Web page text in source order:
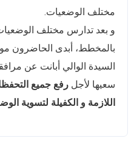
مختلف الوضعيات.
و بعد تدارس مختلف
بالمخطط، أبدى الحاضرون
السيدة الوالي أبانت عن
سعيها لأجل رفع جميع
اللازمة و الكفيلة لتسوية